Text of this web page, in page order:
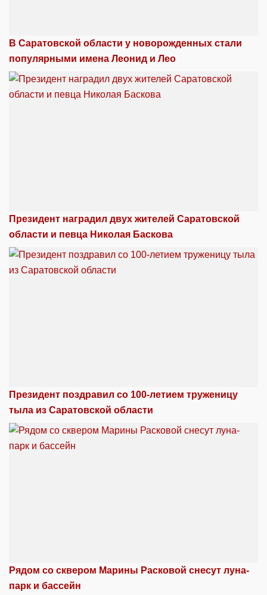
В Саратовской области у новорожденных стали
популярными имена Леонид и Лео
Президент наградил двух жителей Саратовской
области и певца Николая Баскова
Президент поздравил со 100-летием труженицу
тыла из Саратовской области
Рядом со сквером Марины Расковой снесут луна-
парк и бассейн